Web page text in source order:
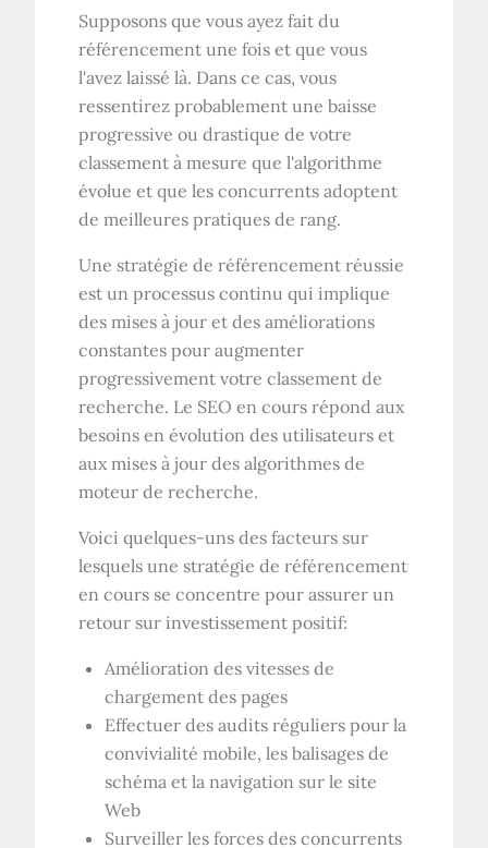
Supposons que vous ayez fait du
référencement une fois et que vous
l'avez laissé là. Dans ce cas, vous
ressentirez probablement une baisse
progressive ou drastique de votre
classement à mesure que l'algorithme
évolue et que les concurrents adoptent
de meilleures pratiques de rang.
Une stratégie de référencement réussie
est un processus continu qui implique
des mises à jour et des améliorations
constantes pour augmenter
progressivement votre classement de
recherche. Le SEO en cours répond aux
besoins en évolution des utilisateurs et
aux mises à jour des algorithmes de
moteur de recherche.
Voici quelques-uns des facteurs sur
lesquels une stratégie de référencement
en cours se concentre pour assurer un
retour sur investissement positif:
Amélioration des vitesses de
chargement des pages
Effectuer des audits réguliers pour la
convivialité mobile, les balisages de
schéma et la navigation sur le site
Web
Surveiller les forces des concurrents